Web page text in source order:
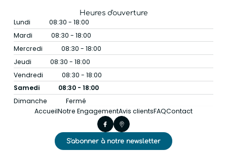
Heures d'ouverture
Lundi
08:30 - 18:00
Mardi
08:30 - 18:00
Mercredi
08:30 - 18:00
Jeudi
08:30 - 18:00
Vendredi
08:30 - 18:00
Samedi
08:30 - 18:00
Dimanche
Fermé
AccueilNotre EngagementAvis clientsFAQContact
S'abonner à notre newsletter